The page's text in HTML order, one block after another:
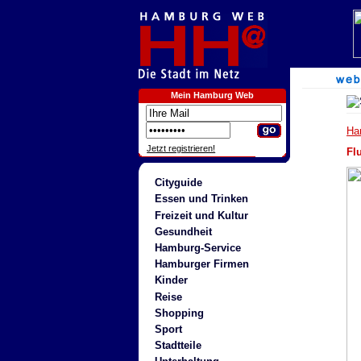
Mein Hamburg Web
Jetzt registrieren!
Cityguide
Essen und Trinken
Freizeit und Kultur
Gesundheit
Hamburg-Service
Hamburger Firmen
Kinder
Reise
Shopping
Sport
Stadtteile